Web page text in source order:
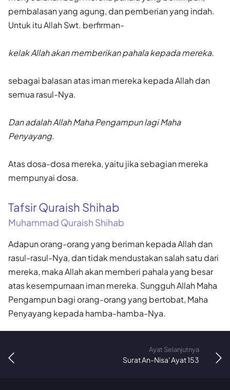
pembalasan yang agung, dan pemberian yang indah.
Untuk itu Allah Swt. berfirman-
kelak Allah akan memberikan pahala kepada mereka.
sebagai balasan atas iman mereka kepada Allah dan
semua rasul-Nya.
Dan adalah Allah Maha Pengampun lagi Maha
Penyayang.
Atas dosa-dosa mereka, yaitu jika sebagian mereka
mempunyai dosa.
Tafsir Quraish Shihab
Muhammad Quraish Shihab
Adapun orang-orang yang beriman kepada Allah dan
rasul-rasul-Nya, dan tidak mendustakan salah satu dari
mereka, maka Allah akan memberi pahala yang besar
atas kesempurnaan iman mereka. Sungguh Allah Maha
Pengampun bagi orang-orang yang bertobat, Maha
Penyayang kepada hamba-hamba-Nya.
Ayat Selanjutnya
Surat An-Nisa' Ayat 153